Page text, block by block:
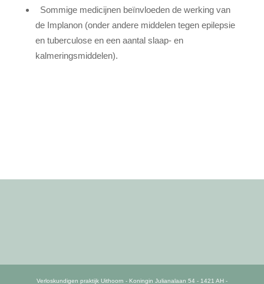
Sommige medicijnen beïnvloeden de werking van
de Implanon (onder andere middelen tegen epilepsie
en tuberculose en een aantal slaap- en
kalmeringsmiddelen).
Verloskundigen praktijk Uithoorn - Koningin Julianalaan 54 - 1421 AH -